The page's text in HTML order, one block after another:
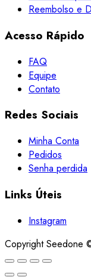
Reembolso e
Acesso Rápido
FAQ
Equipe
Contato
Redes Sociais
Minha Conta
Pedidos
Senha perdida
Links Úteis
Instagram
Copyright Seedone
Go
to